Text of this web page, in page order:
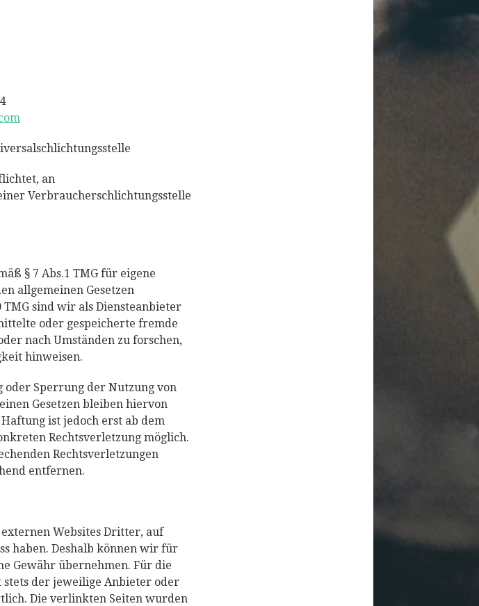
an
Verbraucherschlichtungsstelle
§ 7 Abs.1 TMG für eigene
allgemeinen Gesetzen
sind wir als Diensteanbieter
oder gespeicherte fremde
nach Umständen zu forschen,
hinweisen.
Sperrung der Nutzung von
Gesetzen bleiben hiervon
ist jedoch erst ab dem
Rechtsverletzung möglich.
Rechtsverletzungen
entfernen.
Websites Dritter, auf
haben. Deshalb können wir für
Gewähr übernehmen. Für die
der jeweilige Anbieter oder
Die verlinkten Seiten wurden